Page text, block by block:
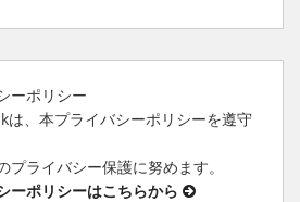
ーポリシー
は、本プライバシーポリシーを遵守
プライバシー保護に努めます。
ーポリシーはこちらから